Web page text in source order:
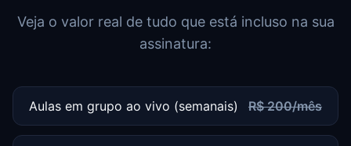
Veja o valor real de tudo que está incluso na sua
assinatura:
Aulas em grupo ao vivo (semanais) R$ 200/mês